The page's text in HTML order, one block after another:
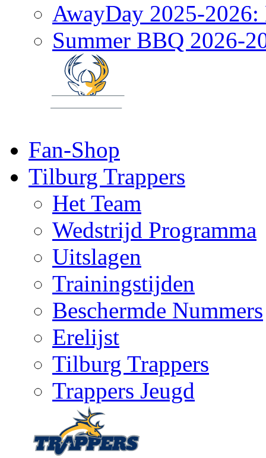
AwayDay 2025-2026:
Summer BBQ 2026-
Fan-Shop
Tilburg Trappers
Het Team
Wedstrijd Programma
Uitslagen
Trainingstijden
Beschermde Nummers
Erelijst
Tilburg Trappers
Trappers Jeugd